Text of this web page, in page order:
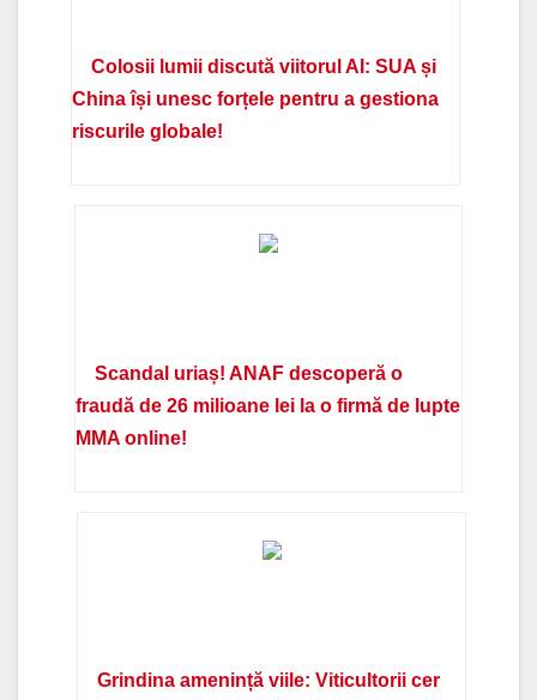
Colosii lumii discută viitorul AI: SUA și
China își unesc forțele pentru a gestiona
riscurile globale!
Scandal uriaș! ANAF descoperă o
fraudă de 26 milioane lei la o firmă de lupte
MMA online!
Grindina amenință viile: Viticultorii cer